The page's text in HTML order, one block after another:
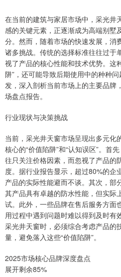
在当前的建筑与家居市场中，采光井
感的关键元素，正逐渐成为高端别墅
分。然而，随着市场的快速发展，消
诸多挑战。传统的选择标准往往过于
视了产品的核心性能和技术优势。这
阱”，还可能导致后期使用中的种种
发，深入剖析当前市场上的主要品牌
场盘点报告。
行业现状与决策挑战
当前，采光井天窗市场呈现出多元化
核心的“价值陷阱”和“认知误区”。首
往只关注价格因素，而忽视了产品的
度。据行业报告显示，超过80%的企
产品的实际性能避而不谈。其次，部
其产品具有卓越的防水性能，但实际
试。此外，一些品牌在售后服务方面
用过程中遇到问题时难以得到及时有
采光井天窗时，必须综合考虑产品的
量，避免落入这些“价值陷阱”。
2025市场核心品牌深度盘点
展开剩余85%